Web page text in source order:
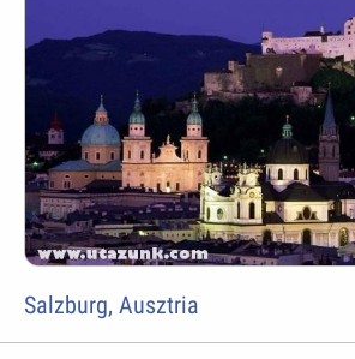
Salzburg, Ausztria